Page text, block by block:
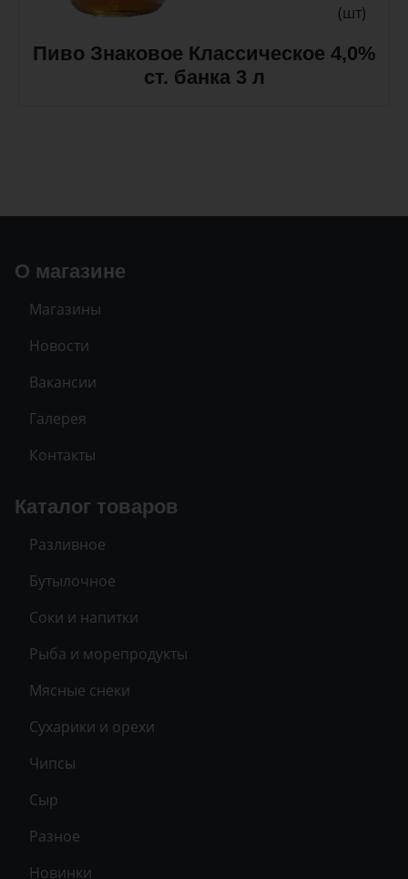
(шт)
Пиво Знаковое Классическое 4,0%
ст. банка 3 л
О магазине
Магазины
Новости
Вакансии
Галерея
Контакты
Каталог товаров
Разливное
Бутылочное
Соки и напитки
Рыба и морепродукты
Мясные снеки
Сухарики и орехи
Чипсы
Сыр
Разное
Новинки